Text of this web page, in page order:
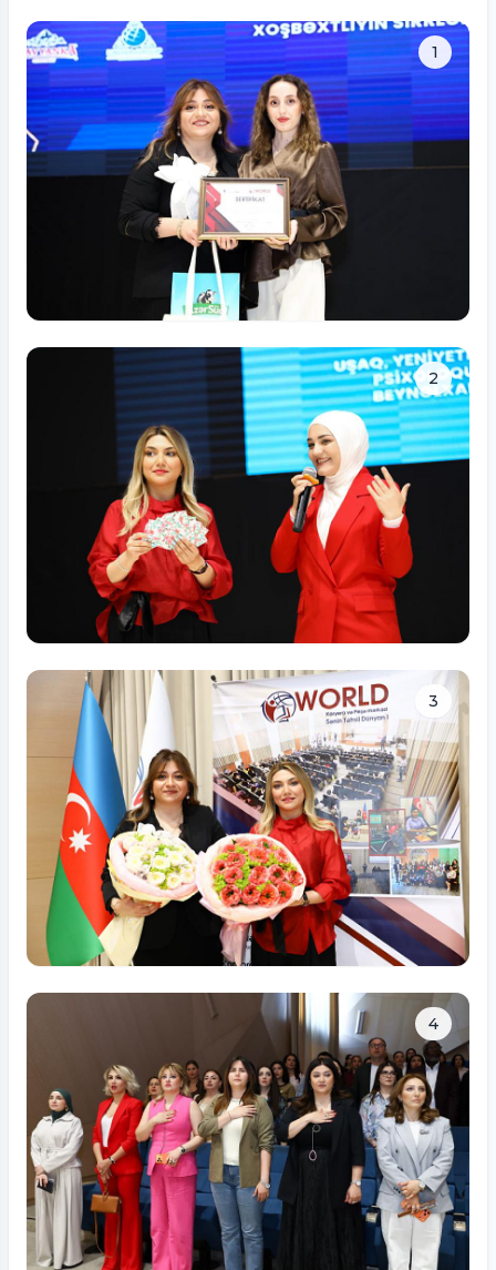
1
Tam ölçüdə bax
2
Tam ölçüdə bax
3
4